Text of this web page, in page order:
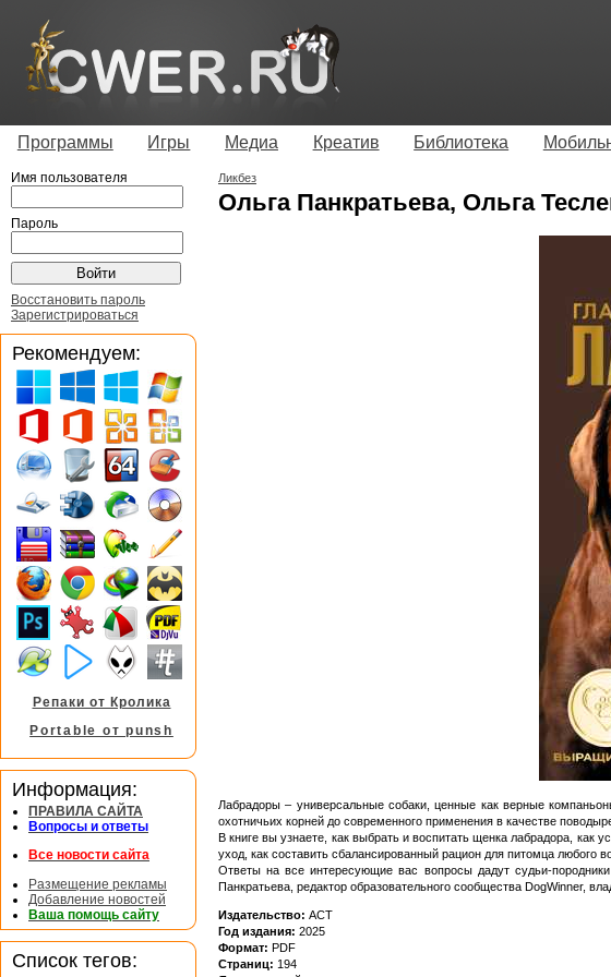
Программы Игры Медиа Креатив Библиотека
Ликбез
Ольга Панкратьева, Ольга
Лабрадоры – универсальные собаки, ценные как верные
охотничьих корней до современного применения в качестве
В книге вы узнаете, как выбрать и воспитать щенка лабрадора, как
уход, как составить сбалансированный рацион для питомца любого
Ответы на все интересующие вас вопросы дадут судьи-
Панкратьева, редактор образовательного сообщества DogWinner,
Издательство: АСТ
Год издания: 2025
Формат: PDF
Страниц: 194
Имя пользователя
Пароль
Восстановить пароль
Зарегистрироваться
Рекомендуем:
Репаки от Кролика
Portable от punsh
Информация:
ПРАВИЛА САЙТА
Вопросы и ответы
Все новости сайта
Размещение рекламы
Добавление новостей
Ваша помощь сайту
Список тегов: